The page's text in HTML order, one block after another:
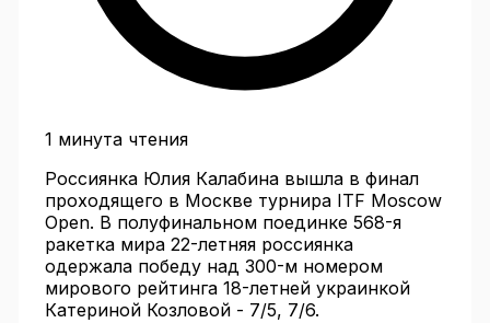
1 минута чтения
Россиянка Юлия Калабина вышла в финал
проходящего в Москве турнира ITF Moscow
Open. В полуфинальном поединке 568-я
ракетка мира 22-летняя россиянка
одержала победу над 300-м номером
мирового рейтинга 18-летней украинкой
Катериной Козловой - 7/5, 7/6.